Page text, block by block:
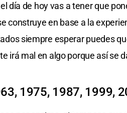
día de hoy vas a tener que
construye en base a la
siempre esperar puedes
irá mal en algo porque así se
1975, 1987, 1999,